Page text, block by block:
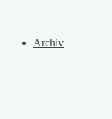
Archiv